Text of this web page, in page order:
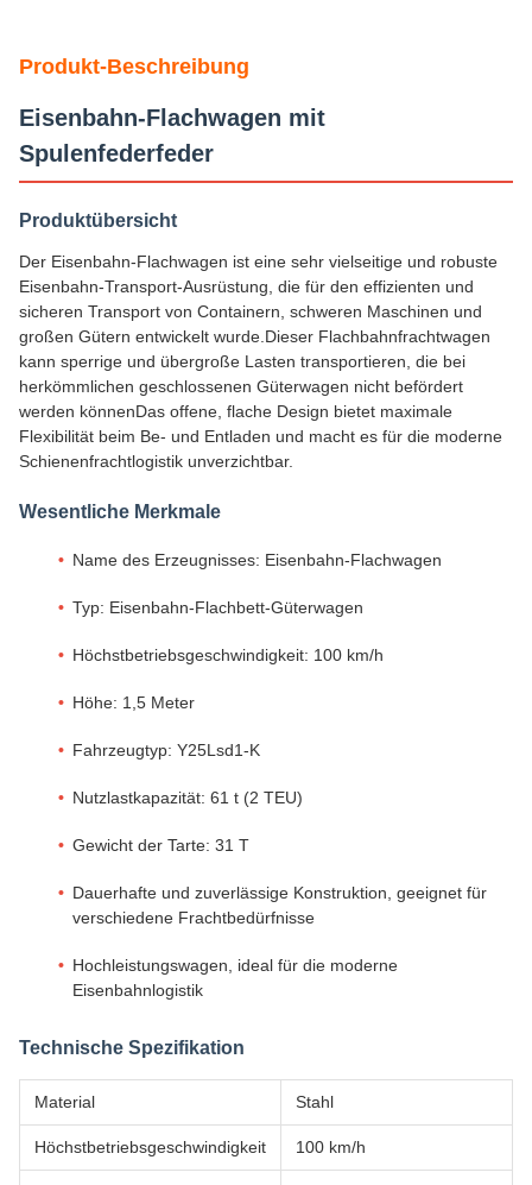
Produkt-Beschreibung
Eisenbahn-Flachwagen mit
Spulenfederfeder
Produktübersicht
Der Eisenbahn-Flachwagen ist eine sehr vielseitige und robuste
Eisenbahn-Transport-Ausrüstung, die für den effizienten und
sicheren Transport von Containern, schweren Maschinen und
großen Gütern entwickelt wurde.Dieser Flachbahnfrachtwagen
kann sperrige und übergroße Lasten transportieren, die bei
herkömmlichen geschlossenen Güterwagen nicht befördert
werden könnenDas offene, flache Design bietet maximale
Flexibilität beim Be- und Entladen und macht es für die moderne
Schienenfrachtlogistik unverzichtbar.
Wesentliche Merkmale
Name des Erzeugnisses: Eisenbahn-Flachwagen
Typ: Eisenbahn-Flachbett-Güterwagen
Höchstbetriebsgeschwindigkeit: 100 km/h
Höhe: 1,5 Meter
Fahrzeugtyp: Y25Lsd1-K
Nutzlastkapazität: 61 t (2 TEU)
Gewicht der Tarte: 31 T
Dauerhafte und zuverlässige Konstruktion, geeignet für
verschiedene Frachtbedürfnisse
Hochleistungswagen, ideal für die moderne
Eisenbahnlogistik
Technische Spezifikation
Material Stahl
Höchstbetriebsgeschwindigkeit 100 km/h